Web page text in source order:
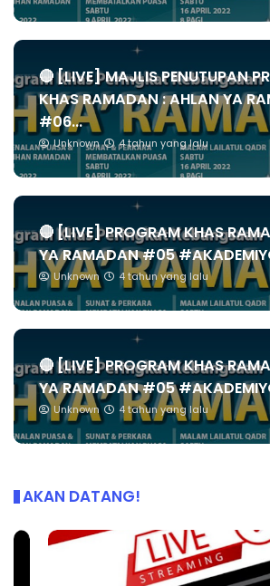
🔴 [LIVE] MAJLIS PENUTUPAN
KHAS RAMADAN : AHLAN YA
#06...
Unknown 4 tahun yang lalu
🔴 [LIVE] PROGRAM KHAS
YA RAMADAN #05
Unknown 4 tahun yang lalu
🔴 [LIVE] PROGRAM KHAS
YA RAMADAN #05
Unknown 4 tahun yang lalu
AKAN DATANG!